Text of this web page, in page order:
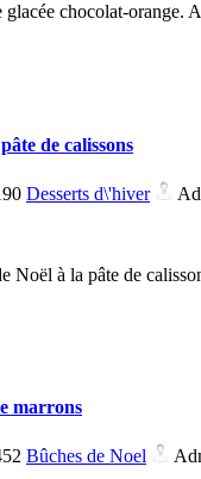
glacée chocolat-orange.
de calissons
Desserts d\'hiver
Noël à la pâte de
marrons
Bûches de Noel